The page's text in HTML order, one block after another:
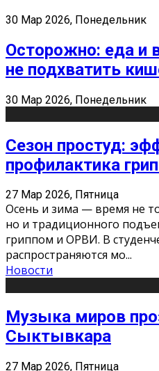
30 Мар 2026, Понедельник
Осторожно: еда и
не подхватить
30 Мар 2026, Понедельник
Сезон простуд:
профилактика
27 Мар 2026, Пятница
Осень и зима — время не
но и традиционного
гриппом и ОРВИ. В
распространяются мо...
Новости
Музыка миров
Сыктывкара
27 Мар 2026, Пятница